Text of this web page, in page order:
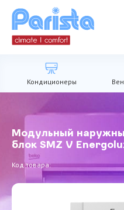
Кондиционеры
Модульный
блок SMZ V
Код товара: